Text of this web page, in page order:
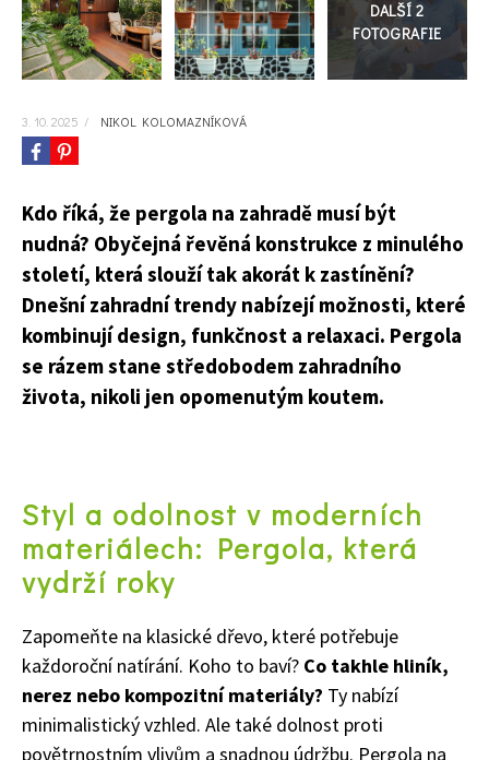
3. 10. 2025 / NIKOL KOLOMAZNÍKOVÁ
Kdo říká, že pergola na zahradě musí být
nudná? Obyčejná řevěná konstrukce z minulého
století, která slouží tak akorát k zastínění?
Dnešní zahradní trendy nabízejí možnosti, které
kombinují design, funkčnost a relaxaci. Pergola
se rázem stane středobodem zahradního
života, nikoli jen opomenutým koutem.
Styl a odolnost v moderních
materiálech: Pergola, která
vydrží roky
Zapomeňte na klasické dřevo, které potřebuje
každoroční natírání. Koho to baví? Co takhle hliník,
nerez nebo kompozitní materiály? Ty nabízí
minimalistický vzhled. Ale také dolnost proti
povětrnostním vlivům a snadnou údržbu. Pergola na